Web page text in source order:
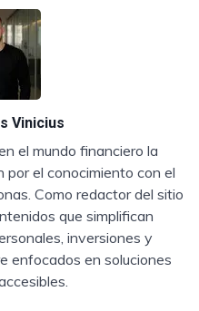
Vinicius
el mundo financiero la
por el conocimiento con el
Como redactor del sitio
que simplifican
inversiones y
enfocados en soluciones